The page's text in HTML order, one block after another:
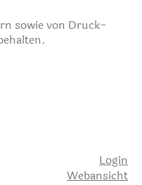
sowie von Druck-
Login
Webansicht